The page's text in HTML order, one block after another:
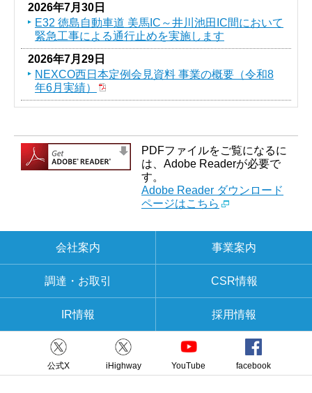
2026年7月30日
E32 徳島自動車道 美馬IC～井川池田IC間において
緊急工事による通行止めを実施します
2026年7月29日
NEXCO西日本定例会見資料 事業の概要（令和8
年6月実績）
PDFファイルをご覧になるに
は、Adobe Readerが必要で
す。
Adobe Reader ダウンロード
ページはこちら
会社案内 事業案内
調達・お取引 CSR情報
IR情報 採用情報
公式X iHighway YouTube facebook